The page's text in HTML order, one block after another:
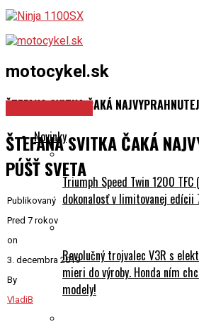
motocykel.sk
ŠTEFANA SVITKA ČAKÁ
Novinky
Triumph Speed Twin 1200
dokonalosť v limitovanej edícii
Revolučný trojvalec V3R s
mieri do výroby. Honda ním
modely!
ŠTEFANA SVITKA ČAKÁ
PÚŠŤ SVETA
Publikovaný
Pred 7 rokov
on
3. decembra 2019
By
VladiB